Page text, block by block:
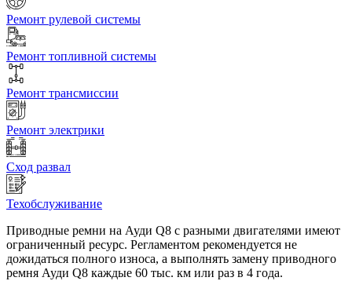
Ремонт рулевой системы
Ремонт топливной системы
Ремонт трансмиссии
Ремонт электрики
Сход развал
Техобслуживание
Приводные ремни на Ауди Q8 с разными двигателями имеют
ограниченный ресурс. Регламентом рекомендуется не
дожидаться полного износа, а выполнять замену приводного
ремня Ауди Q8 каждые 60 тыс. км или раз в 4 года.